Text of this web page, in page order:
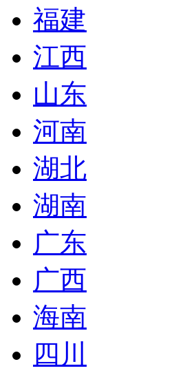
福建
江西
山东
河南
湖北
湖南
广东
广西
海南
四川